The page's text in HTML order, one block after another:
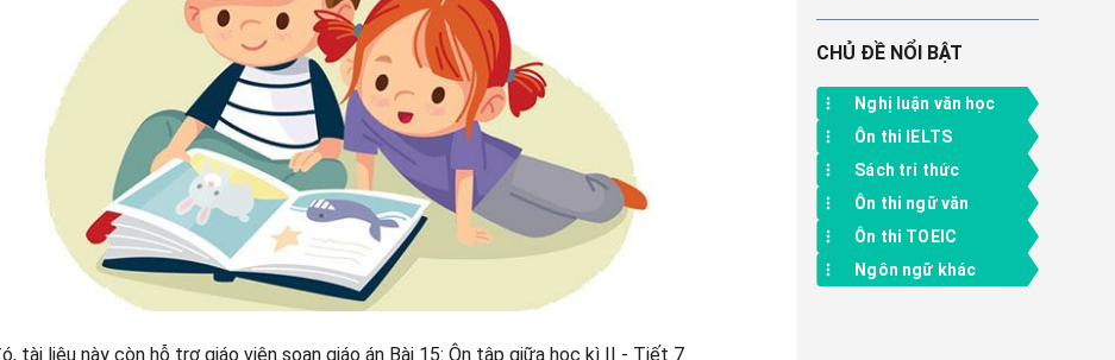
tài liệu này còn hỗ trợ giáo viên soạn giáo án Bài 15: Ôn tập giữa học kì II - Tiết 7
đội, Liên đội
trường em và kỹ
tức - Tuần 25
CHỦ ĐỀ NỔI BẬT
Nghị luận văn học
Ôn thi IELTS
Sách tri thức
Ôn thi ngữ văn
Ôn thi TOEIC
Ngôn ngữ khác